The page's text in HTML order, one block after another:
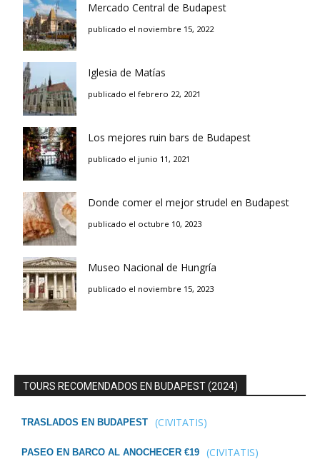
Mercado Central de Budapest
publicado el noviembre 15, 2022
Iglesia de Matías
publicado el febrero 22, 2021
Los mejores ruin bars de Budapest
publicado el junio 11, 2021
Donde comer el mejor strudel en Budapest
publicado el octubre 10, 2023
Museo Nacional de Hungría
publicado el noviembre 15, 2023
TOURS RECOMENDADOS EN BUDAPEST (2024)
TRASLADOS EN BUDAPEST (CIVITATIS)
PASEO EN BARCO AL ANOCHECER €19 (CIVITATIS)